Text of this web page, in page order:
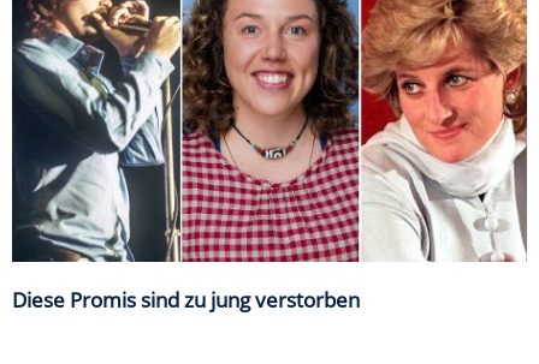
Diese Promis sind zu jung verstorben